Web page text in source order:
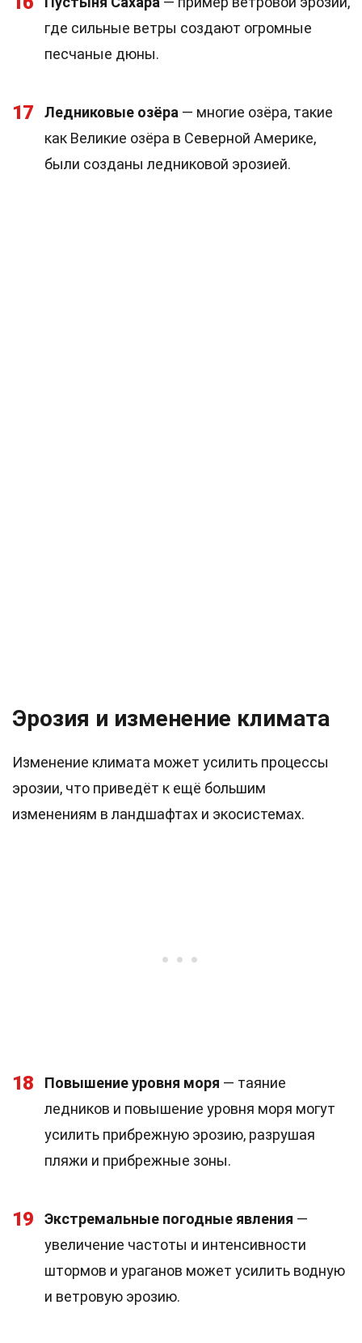
где сильные ветры создают огромные
песчаные дюны.
17 Ледниковые озёра — многие озёра, такие
как Великие озёра в Северной Америке,
были созданы ледниковой эрозией.
Эрозия и изменение климата
Изменение климата может усилить процессы
эрозии, что приведёт к ещё большим
изменениям в ландшафтах и экосистемах.
18 Повышение уровня моря — таяние
ледников и повышение уровня моря могут
усилить прибрежную эрозию, разрушая
пляжи и прибрежные зоны.
19 Экстремальные погодные явления —
увеличение частоты и интенсивности
штормов и ураганов может усилить водную
и ветровую эрозию.